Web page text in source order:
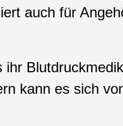
auch für
kann es sich